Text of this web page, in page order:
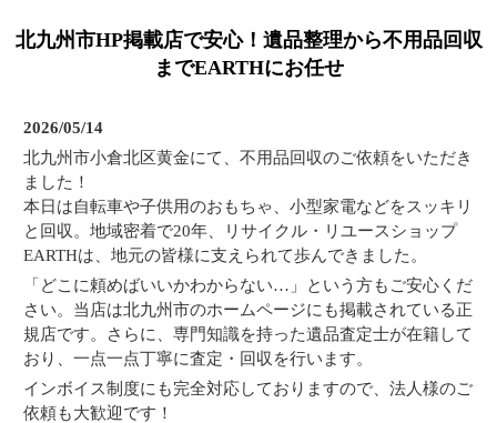
北九州市HP掲載店で安心！遺品整理から不用品回収
までEARTHにお任せ
2026/05/14
北九州市小倉北区黄金にて、不用品回収のご依頼をいただき
ました！
本日は自転車や子供用のおもちゃ、小型家電などをスッキリ
と回収。地域密着で20年、リサイクル・リユースショップ
EARTHは、地元の皆様に支えられて歩んできました。
「どこに頼めばいいかわからない…」という方もご安心くだ
さい。当店は北九州市のホームページにも掲載されている正
規店です。さらに、専門知識を持った遺品査定士が在籍して
おり、一点一点丁寧に査定・回収を行います。
インボイス制度にも完全対応しておりますので、法人様のご
依頼も大歓迎です！